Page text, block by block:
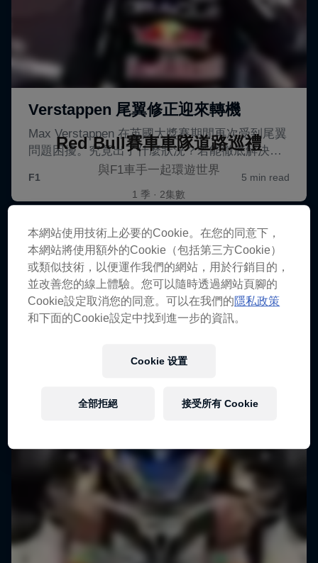
Red Bull賽車車隊道路巡禮
與F1車手一起環遊世界
1 季 · 2集數
本網站使用技術上必要的Cookie。在您的同意下，
本網站將使用額外的Cookie（包括第三方Cookie）
或類似技術，以便運作我們的網站，用於行銷目的，
並改善您的線上體驗。您可以隨時透過網站頁腳的
Cookie設定取消您的同意。可以在我們的隱私政策
和下面的Cookie設定中找到進一步的資訊。
Cookie 设置
全部拒絕 接受所有 Cookie